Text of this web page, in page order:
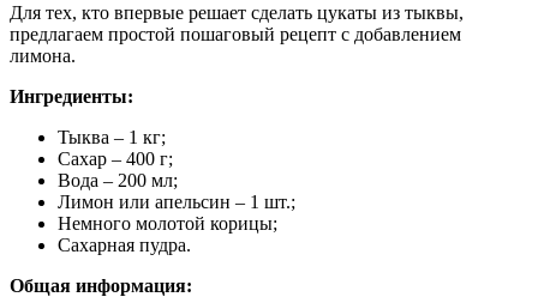
Для тех, кто впервые решает сделать цукаты из тыквы,
предлагаем простой пошаговый рецепт с добавлением
лимона.
Ингредиенты:
Тыква – 1 кг;
Сахар – 400 г;
Вода – 200 мл;
Лимон или апельсин – 1 шт.;
Немного молотой корицы;
Сахарная пудра.
Общая информация: